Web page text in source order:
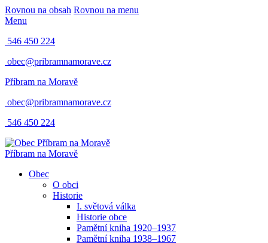
Rovnou na obsah Rovnou na menu
Menu
546 450 224
obec@pribramnamorave.cz
Příbram na Moravě
obec@pribramnamorave.cz
546 450 224
Příbram na Moravě
Obec
O obci
Historie
I. světová válka
Historie obce
Pamětní kniha 1920–1937
Pamětní kniha 1938–1967